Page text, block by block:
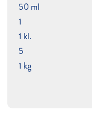
50 ml
1
1 kl.
5
1 kg